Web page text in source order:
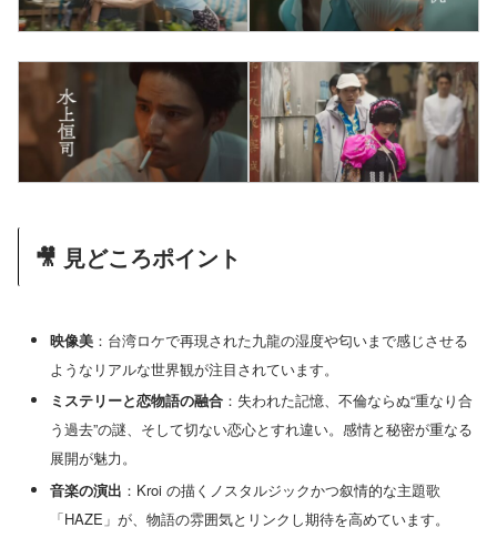
🎥 見どころポイント
映像美：台湾ロケで再現された九龍の湿度や匂いまで感じさせる
ようなリアルな世界観が注目されています。
ミステリーと恋物語の融合：失われた記憶、不倫ならぬ“重なり合
う過去”の謎、そして切ない恋心とすれ違い。感情と秘密が重なる
展開が魅力。
音楽の演出 ：Kroi の描くノスタルジックかつ叙情的な主題歌
「HAZE」が、物語の雰囲気とリンクし期待を高めています。